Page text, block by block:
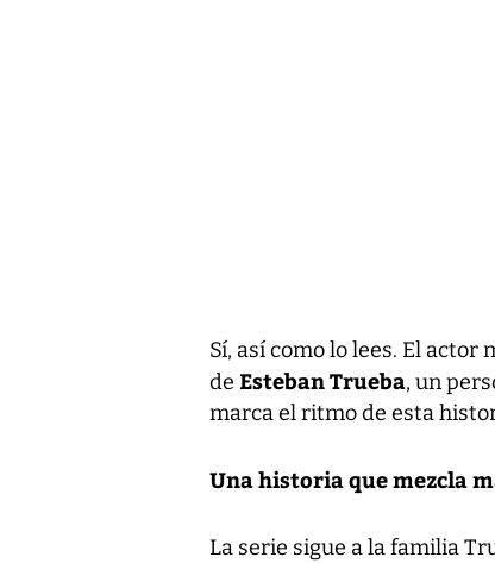
Sí, así como lo lees. El
de Esteban Trueba, un
marca el ritmo de esta
Una historia que mezcla
La serie sigue a la familia